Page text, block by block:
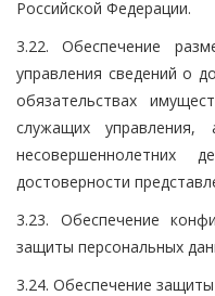
Российской Федерации.
3.22. Обеспечение
управления сведений о
обязательствах
служащих управления,
несовершеннолетних
достоверности
3.23. Обеспечение
защиты персональных
3.24. Обеспечение